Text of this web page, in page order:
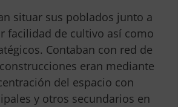
situar sus poblados junto a
facilidad de cultivo así como
Contaban con red de
eran mediante
del espacio con
y otros secundarios en